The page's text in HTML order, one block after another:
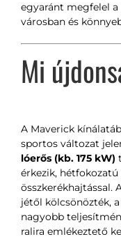
egyaránt megfelel
városban és
Mi
A Maverick
sportos változat
lóerős (kb. 175 kW)
érkezik,
összkerékhajtással.
jétől kölcsönözték,
nagyobb
ralira emlékeztető